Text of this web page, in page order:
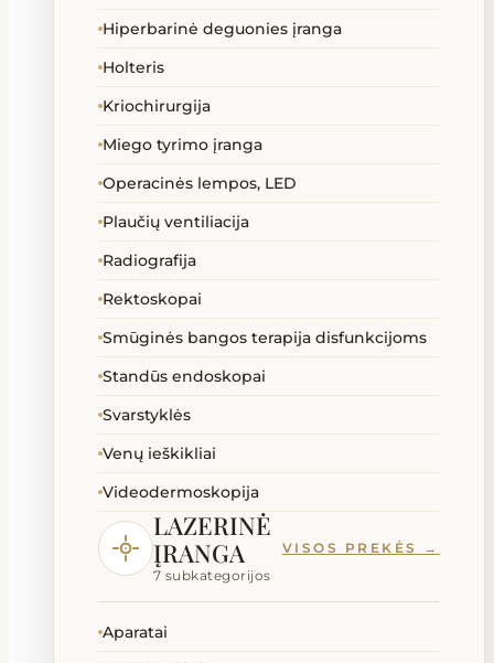
Hiperbarinė deguonies įranga
Holteris
Kriochirurgija
Miego tyrimo įranga
Operacinės lempos, LED
Plaučių ventiliacija
Radiografija
Rektoskopai
Smūginės bangos terapija disfunkcijoms
Standūs endoskopai
Svarstyklės
Venų ieškikliai
Videodermoskopija
LAZERINĖ
ĮRANGA
7 subkategorijos
VISOS PREKĖS →
Aparatai